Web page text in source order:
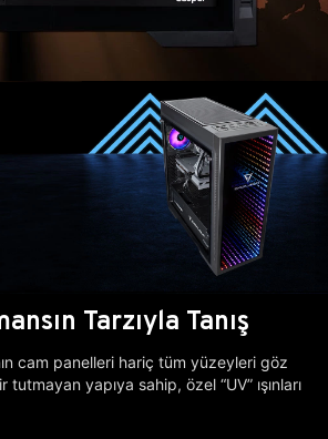
Tarzıyla Tanış
cam panelleri hariç tüm yüzeyleri göz
tutmayan yapıya sahip, özel “UV” ışınları